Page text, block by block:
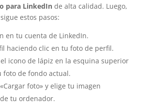
para LinkedInde alta calidad. Luego,
estos pasos:
en tu cuenta de LinkedIn.
haciendo clic en tu foto de perfil.
icono de lápiz en la esquina superior
foto de fondo actual.
foto» y elige tu imagen
tu ordenador.